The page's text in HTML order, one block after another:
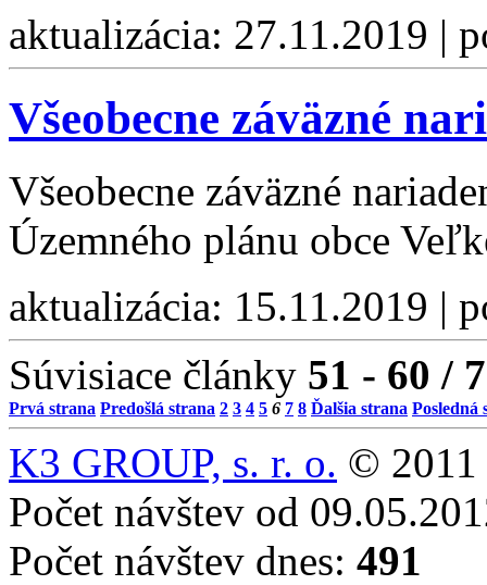
aktualizácia: 27.11.2019 |
Všeobecne záväzné
Všeobecne záväzné
Územného plánu obce
aktualizácia: 15.11.2019 |
Súvisiace články 51 - 60 /
Prvá strana Predošlá strana 2 3 4 5 6 7 8 Ďalšia strana Posledná
K3 GROUP, s. r. o. © 2011
Počet návštev od
Počet návštev dnes: 491